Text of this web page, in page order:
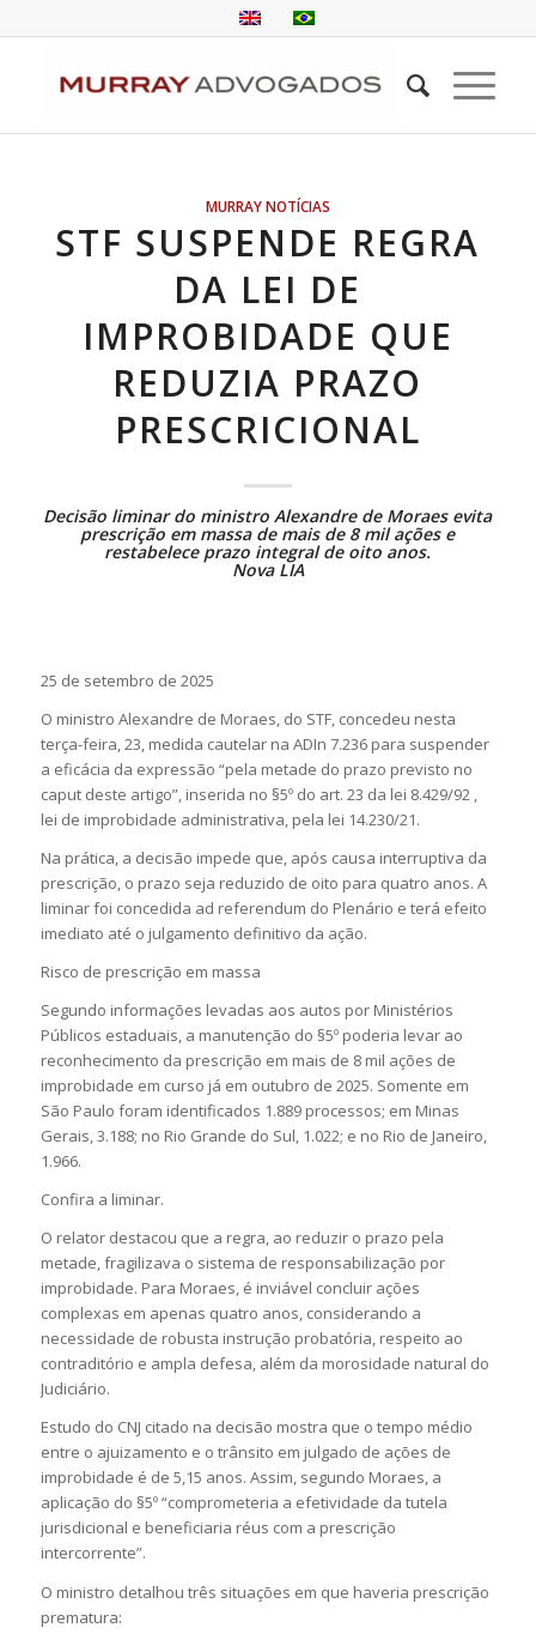
MURRAY NOTÍCIAS
STF SUSPENDE REGRA
DA LEI DE
IMPROBIDADE QUE
REDUZIA PRAZO
PRESCRICIONAL
Decisão liminar do ministro Alexandre de Moraes evita
prescrição em massa de mais de 8 mil ações e
restabelece prazo integral de oito anos.
Nova LIA
25 de setembro de 2025
O ministro Alexandre de Moraes, do STF, concedeu nesta
terça-feira, 23, medida cautelar na ADIn 7.236 para suspender
a eficácia da expressão “pela metade do prazo previsto no
caput deste artigo”, inserida no §5º do art. 23 da lei 8.429/92 ,
lei de improbidade administrativa, pela lei 14.230/21.
Na prática, a decisão impede que, após causa interruptiva da
prescrição, o prazo seja reduzido de oito para quatro anos. A
liminar foi concedida ad referendum do Plenário e terá efeito
imediato até o julgamento definitivo da ação.
Risco de prescrição em massa
Segundo informações levadas aos autos por Ministérios
Públicos estaduais, a manutenção do §5º poderia levar ao
reconhecimento da prescrição em mais de 8 mil ações de
improbidade em curso já em outubro de 2025. Somente em
São Paulo foram identificados 1.889 processos; em Minas
Gerais, 3.188; no Rio Grande do Sul, 1.022; e no Rio de Janeiro,
1.966.
Confira a liminar.
O relator destacou que a regra, ao reduzir o prazo pela
metade, fragilizava o sistema de responsabilização por
improbidade. Para Moraes, é inviável concluir ações
complexas em apenas quatro anos, considerando a
necessidade de robusta instrução probatória, respeito ao
contraditório e ampla defesa, além da morosidade natural do
Judiciário.
Estudo do CNJ citado na decisão mostra que o tempo médio
entre o ajuizamento e o trânsito em julgado de ações de
improbidade é de 5,15 anos. Assim, segundo Moraes, a
aplicação do §5º “comprometeria a efetividade da tutela
jurisdicional e beneficiaria réus com a prescrição
intercorrente”.
O ministro detalhou três situações em que haveria prescrição
prematura: